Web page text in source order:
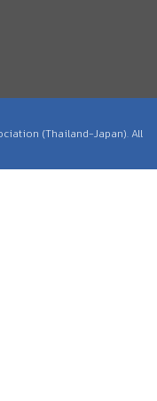
(Thailand-Japan). All